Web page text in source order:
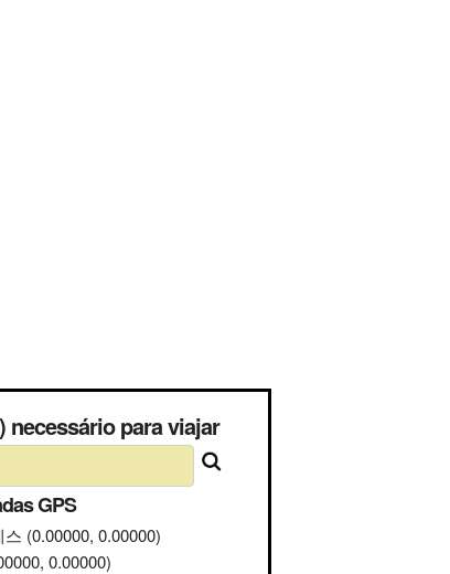
para viajar
GPS
스 (0.00000, 0.00000)
0.00000)